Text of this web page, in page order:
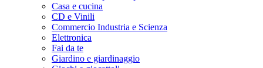
Casa e cucina
CD e Vinili
Commercio Industria e Scienza
Elettronica
Fai da te
Giardino e giardinaggio